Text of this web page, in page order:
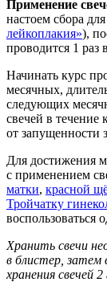
Применение
настоем сбора
лейкоплакия»),
проводится 1 раз
Начинать курс
месячных,
следующих
свечей в
от запущенности
Для достижения
с применением
матки, красной
Тройчатку
воспользоваться
Хранить свечи
в блистер, затем
хранения свечей 2